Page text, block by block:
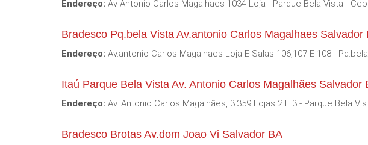
Endereço: Av Antonio Carlos Magalhaes 1034 Loja - Parque Bela Vista -
Bradesco Pq.bela Vista Av.antonio Carlos Magalhaes Salvador
Endereço: Av.antonio Carlos Magalhaes Loja E Salas 106,107 E 108 -
Itaú Parque Bela Vista Av. Antonio Carlos Magalhães Salvador
Endereço: Av. Antonio Carlos Magalhães, 3.359 Lojas 2 E 3 - Parque Bela
Bradesco Brotas Av.dom Joao Vi Salvador BA